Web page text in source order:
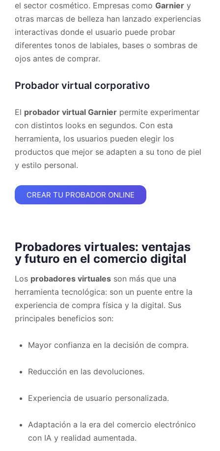
el sector cosmético. Empresas como Garnier y
otras marcas de belleza han lanzado experiencias
interactivas donde el usuario puede probar
diferentes tonos de labiales, bases o sombras de
ojos antes de comprar.
Probador virtual corporativo
El probador virtual Garnier permite experimentar
con distintos looks en segundos. Con esta
herramienta, los usuarios pueden elegir los
productos que mejor se adapten a su tono de piel
y estilo personal.
CREAR TU PROBADOR ONLINE
Probadores virtuales: ventajas
y futuro en el comercio digital
Los probadores virtuales son más que una
herramienta tecnológica: son un puente entre la
experiencia de compra física y la digital. Sus
principales beneficios son:
Mayor confianza en la decisión de compra.
Reducción en las devoluciones.
Experiencia de usuario personalizada.
Adaptación a la era del comercio electrónico
con IA y realidad aumentada.